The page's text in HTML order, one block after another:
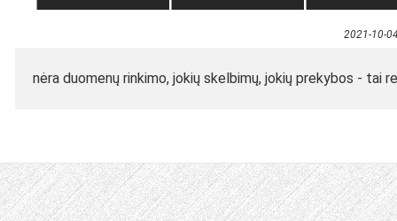
2021-10-
nėra duomenų rinkimo, jokių skelbimų, jokių prekybos - tai